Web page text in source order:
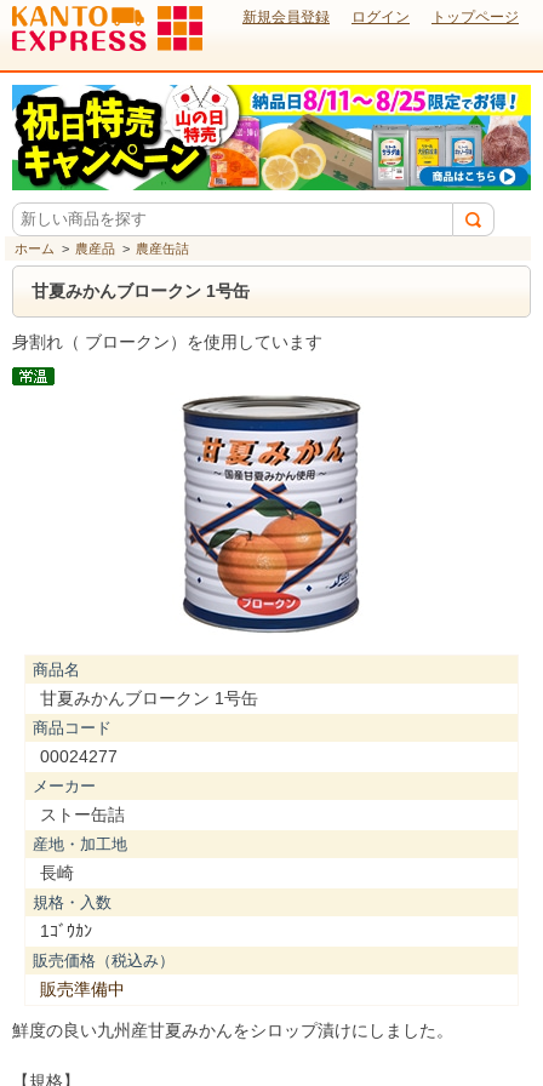
新規会員登録 ログイン トップページ
ホーム > 農産品 > 農産缶詰
甘夏みかんブロークン 1号缶
身割れ（ ブロークン）を使用しています
商品名
甘夏みかんブロークン 1号缶
商品コード
00024277
メーカー
ストー缶詰
産地・加工地
長崎
規格・入数
1ｺﾞｳｶﾝ
販売価格（税込み）
販売準備中
鮮度の良い九州産甘夏みかんをシロップ漬けにしました。
【規格】